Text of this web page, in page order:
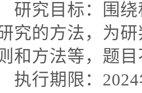
究目标：围绕
究的方法，为
和方法等，题
行期限：